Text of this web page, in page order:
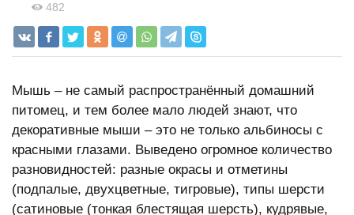
482
Мышь – не самый распространённый домашний
питомец, и тем более мало людей знают, что
декоративные мыши – это не только альбиносы с
красными глазами. Выведено огромное количество
разновидностей: разные окрасы и отметины
(подпалые, двухцветные, тигровые), типы шерсти
(сатиновые (тонкая блестящая шерсть), кудрявые,